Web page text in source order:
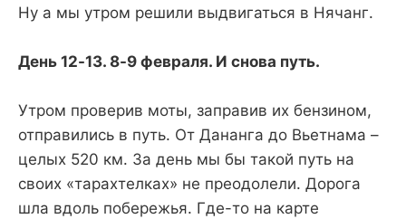
Ну а мы утром решили выдвигаться в Нячанг.
День 12-13. 8-9 февраля. И снова путь.
Утром проверив моты, заправив их бензином,
отправились в путь. От Дананга до Вьетнама –
целых 520 км. За день мы бы такой путь на
своих «тарахтелках» не преодолели. Дорога
шла вдоль побережья. Где-то на карте